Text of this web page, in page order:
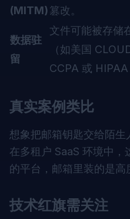
(MITM)篡改。
数据驻
留
文件可能被存储
（如美国
CCPA 或 HIPAA
真实案例类比
想象把邮箱钥匙交给陌生
在多租户 SaaS 环境中，
的平台，邮箱里装的是高
技术红旗需关注